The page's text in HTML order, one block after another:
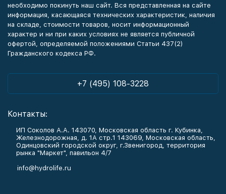
необходимо покинуть наш сайт. Вся представленная на сайте
информация, касающаяся технических характеристик, наличия
на складе, стоимости товаров, носит информационный
характер и ни при каких условиях не является публичной
офертой, определяемой положениями Статьи 437(2)
Гражданского кодекса РФ.
+7 (495) 108-3228
Контакты:
ИП Соколов А.А. 143070, Московская область г. Кубинка,
Железнодорожная, д. 1А стр.1 143069, Московская область,
Одинцовский городской округ, г.Звенигород, территория
рынка "Маркет", павильон 4/7
info@hydrolife.ru